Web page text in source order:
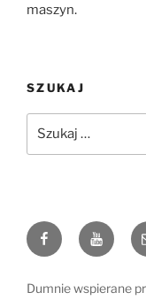
maszyn.
SZUKAJ
FacebookYoutube
Dumnie wspierane